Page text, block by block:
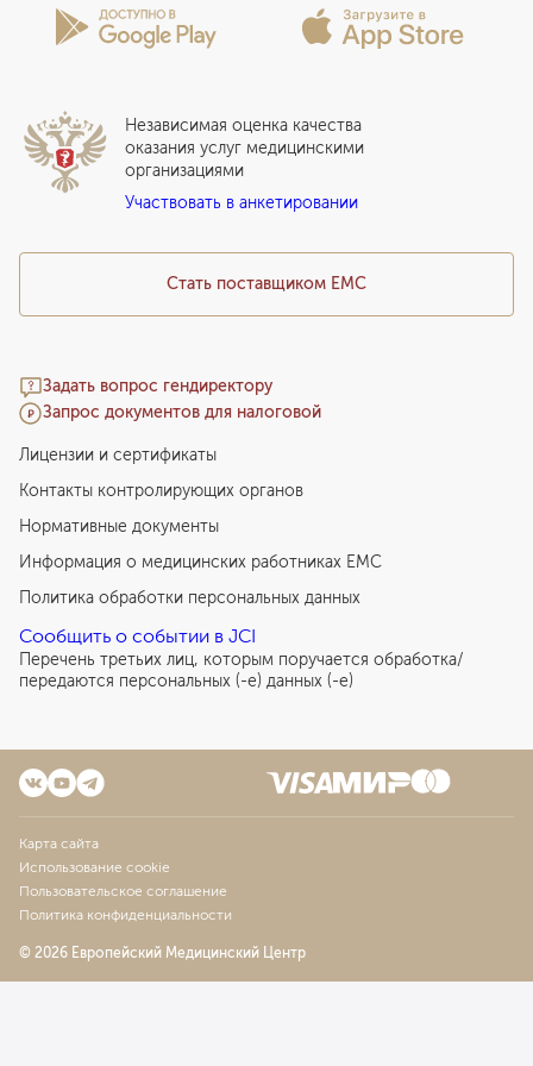
Лицензии и сертификаты
Сотрудничество
Вакцинация
Стационар
Прайс-лист
Подарочный сертификат EMC
Медицинский туризм
Вопросы и ответы
Статьи
Программы привилегий
Стать поставщиком ЕМС
Задать вопрос гендиректору
Запрос документов для налоговой
Независимая оценка качества
оказания услуг медицинскими
организациями
Участвовать в анкетировании
Лицензии и сертификаты
Контакты контролирующих органов
Нормативные документы
Информация о медицинских работниках EMC
Политика обработки персональных данных
Сообщить о событии в JCI
Перечень третьих лиц, которым поручается обработка/
передаются персональных (-е) данных (-е)
Карта сайта
Использование cookie
Пользовательское соглашение
Политика конфиденциальности
© 2026 Европейский Медицинский Центр